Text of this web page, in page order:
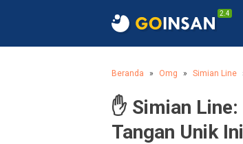
2.4
Beranda Omg Simian Line
✋ Simian
Tangan Unik Ini